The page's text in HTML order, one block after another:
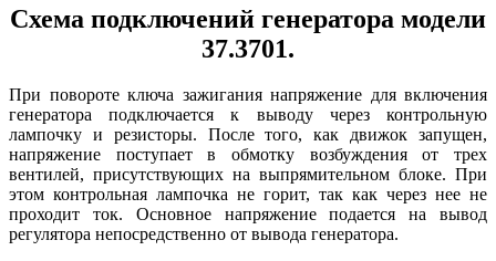
Схема подключений генератора модели
37.3701.
При повороте ключа зажигания напряжение для включения
генератора подключается к выводу через контрольную
лампочку и резисторы. После того, как движок запущен,
напряжение поступает в обмотку возбуждения от трех
вентилей, присутствующих на выпрямительном блоке. При
этом контрольная лампочка не горит, так как через нее не
проходит ток. Основное напряжение подается на вывод
регулятора непосредственно от вывода генератора.